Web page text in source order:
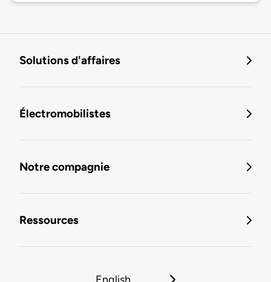
Solutions d'affaires
Électromobilistes
Notre compagnie
Ressources